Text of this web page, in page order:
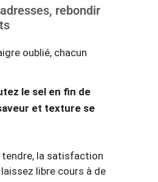
rebondir
oublié, chacun
le sel en fin de
et texture se
tendre, la satisfaction
libre cours à de